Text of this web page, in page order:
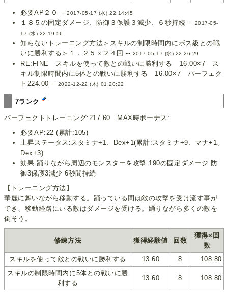
必要AP２０ --2017-05-17 (水) 22:14:45
１８５の固定ダメージ、防御３保護３減少、６秒持続 -- 2017-05-
17 (水) 22:19:56
知らないトレーニング方法＞スキルの制限時間内にボス級との戦
いに勝利する＞１．２５ｘ２４回 -- 2017-05-17 (水) 22:26:29
RE:FINE スキルを使って敵との戦いに勝利する 16.00×7 ス
キル制限時間内に5体との戦いに勝利する 16.00×7 パーフェク
ト224.00 -- 2022-12-22 (木) 01:20:22
7ランク
パーフェクトトレーニング:217.60 MAX時ボーナス:
必要AP:22 (累計:105)
上昇ステータス:スタミナ+1、Dex+1(累計:スタミナ+9、マナ+1、
Dex+3)
効果:踊りながら周辺のモンスターを攻撃 190の固定ダメージ 防
御3保護3減少 6秒間持続
【トレーニング方法】
華麗に舞いながら移動する。踊っている間は敵の攻撃を受け流す事が
でき、移動経路にいる敵はダメージを受ける。踊りながら多くの敵を
倒そう。
修練方法 獲得経験値 回数
獲得×回
数
スキルを使って敵との戦いに勝利する
13.60 8
108.80
スキルの制限時間内に5体との戦いに勝
利する
13.60 8 108.80